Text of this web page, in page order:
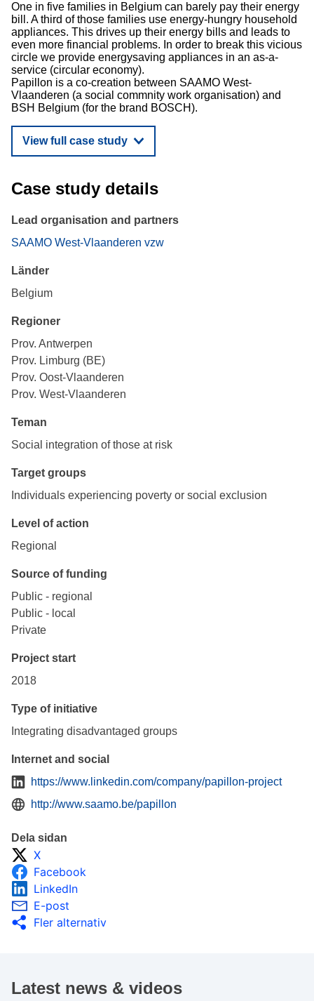
One in five families in Belgium can barely pay their energy
bill. A third of those families use energy-hungry household
appliances. This drives up their energy bills and leads to
even more financial problems. In order to break this vicious
circle we provide energysaving appliances in an as-a-
service (circular economy).
Papillon is a co-creation between SAAMO West-
Vlaanderen (a social commnity work organisation) and
BSH Belgium (for the brand BOSCH).
View full case study
Case study details
Lead organisation and partners
SAAMO West-Vlaanderen vzw
Länder
Belgium
Regioner
Prov. Antwerpen
Prov. Limburg (BE)
Prov. Oost-Vlaanderen
Prov. West-Vlaanderen
Teman
Social integration of those at risk
Target groups
Individuals experiencing poverty or social exclusion
Level of action
Regional
Source of funding
Public - regional
Public - local
Private
Project start
2018
Type of initiative
Integrating disadvantaged groups
Internet and social
https://www.linkedin.com/company/papillon-project
http://www.saamo.be/papillon
Dela sidan
X
Facebook
LinkedIn
E-post
Fler alternativ
Latest news & videos